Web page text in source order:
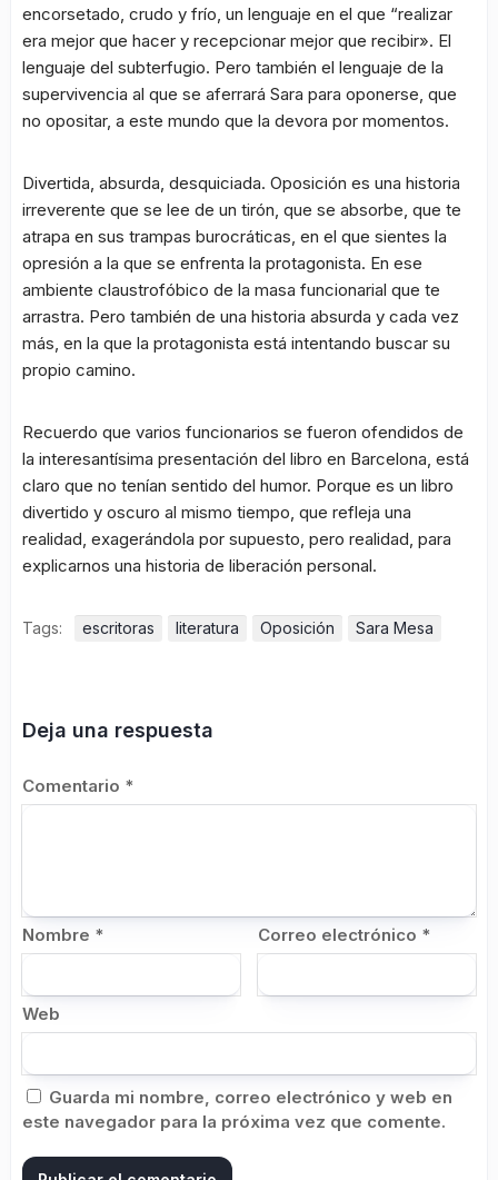
encorsetado, crudo y frío, un lenguaje en el que “realizar
era mejor que hacer y recepcionar mejor que recibir». El
lenguaje del subterfugio. Pero también el lenguaje de la
supervivencia al que se aferrará Sara para oponerse, que
no opositar, a este mundo que la devora por momentos.
Divertida, absurda, desquiciada. Oposición es una historia
irreverente que se lee de un tirón, que se absorbe, que te
atrapa en sus trampas burocráticas, en el que sientes la
opresión a la que se enfrenta la protagonista. En ese
ambiente claustrofóbico de la masa funcionarial que te
arrastra. Pero también de una historia absurda y cada vez
más, en la que la protagonista está intentando buscar su
propio camino.
Recuerdo que varios funcionarios se fueron ofendidos de
la interesantísima presentación del libro en Barcelona, está
claro que no tenían sentido del humor. Porque es un libro
divertido y oscuro al mismo tiempo, que refleja una
realidad, exagerándola por supuesto, pero realidad, para
explicarnos una historia de liberación personal.
Tags: escritoras literatura Oposición Sara Mesa
Deja una respuesta
Comentario *
Nombre * Correo electrónico *
Web
Guarda mi nombre, correo electrónico y web en
este navegador para la próxima vez que comente.